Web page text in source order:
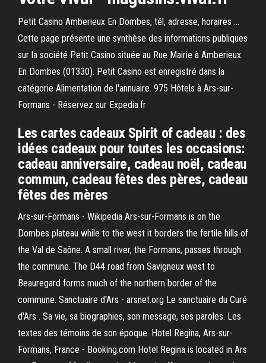
Petit Casino Amberieux En Dombes, tél, adresse, horaires ...
Cette page présente une synthèse des informations publiques
sur la société Petit Casino située au Rue Mairie à Amberieux
En Dombes (01330). Petit Casino est enregistré dans la
catégorie Alimentation de l'annuaire. 975 Hôtels à Ars-sur-
Formans - Réservez sur Expedia.fr
Les cartes cadeaux Spirit of cadeau : des
idées cadeaux pour toutes les occasions:
cadeau anniversaire, cadeau noël, cadeau
commun, cadeau fêtes des pères, cadeau
fêtes des mères
Ars-sur-Formans - Wikipedia Ars-sur-Formans is on the
Dombes plateau while to the west it borders the fertile hills of
the Val de Saône. A small river, the Formans, passes through
the commune. The D44 road from Savigneux west to
Beauregard forms much of the northern border of the
commune. Sanctuaire d'Ars - arsnet.org Le sanctuaire du Curé
d'Ars . Sa vie, sa biographies, son message, ses paroles. Les
textes des témoins de son époque. Hotel Regina, Ars-sur-
Formans, France - Booking.com Hotel Regina is located in Ars